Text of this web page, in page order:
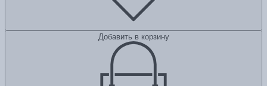
Добавить в корзину